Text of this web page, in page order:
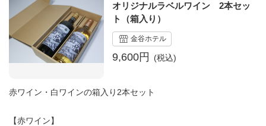
オリジナルラベルワイン 2本セッ
ト（箱入り）
金谷ホテル
9,600円
赤ワイン・白ワインの箱入り2本セット
【赤ワイン】